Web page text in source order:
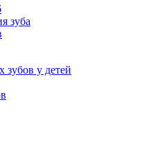
зуба
зубов у детей